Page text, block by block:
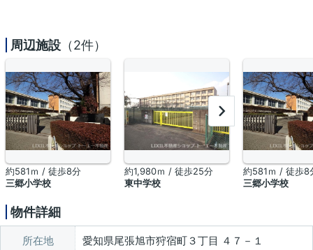
周辺施設 （2件）
約581ｍ / 徒歩8分
三郷小学校
約1,980ｍ / 徒歩25分
東中学校
約581ｍ / 徒歩8
三郷小学校
物件詳細
所在地 愛知県尾張旭市狩宿町３丁目 ４７－１